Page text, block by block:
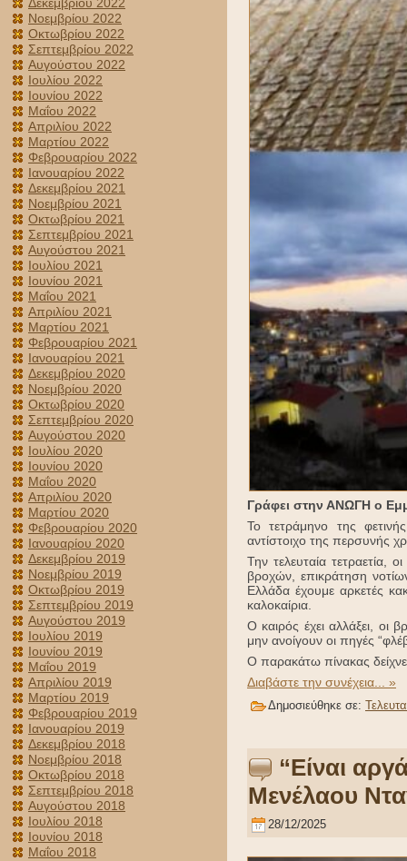
Νοεμβρίου 2022
Οκτωβρίου 2022
Σεπτεμβρίου 2022
Αυγούστου 2022
Ιουλίου 2022
Ιουνίου 2022
Μαΐου 2022
Απριλίου 2022
Μαρτίου 2022
Φεβρουαρίου 2022
Ιανουαρίου 2022
Δεκεμβρίου 2021
Νοεμβρίου 2021
Οκτωβρίου 2021
Σεπτεμβρίου 2021
Αυγούστου 2021
Ιουλίου 2021
Ιουνίου 2021
Μαΐου 2021
Απριλίου 2021
Μαρτίου 2021
Φεβρουαρίου 2021
Ιανουαρίου 2021
Δεκεμβρίου 2020
Νοεμβρίου 2020
Οκτωβρίου 2020
Σεπτεμβρίου 2020
Αυγούστου 2020
Ιουλίου 2020
Ιουνίου 2020
Μαΐου 2020
Απριλίου 2020
Μαρτίου 2020
Φεβρουαρίου 2020
Ιανουαρίου 2020
Δεκεμβρίου 2019
Νοεμβρίου 2019
Οκτωβρίου 2019
Σεπτεμβρίου 2019
Αυγούστου 2019
Ιουλίου 2019
Ιουνίου 2019
Μαΐου 2019
Απριλίου 2019
Μαρτίου 2019
Φεβρουαρίου 2019
Ιανουαρίου 2019
Δεκεμβρίου 2018
Νοεμβρίου 2018
Οκτωβρίου 2018
Σεπτεμβρίου 2018
Αυγούστου 2018
Ιουλίου 2018
Ιουνίου 2018
Μαΐου 2018
Γράφει στην ΑΝΩΓΗ ο
Το τετράμηνο της
αντίστοιχο της περσυνής
Την τελευταία τετραετία,
βροχών, επικράτηση
Ελλάδα έχουμε αρκετές
καλοκαίρια.
Ο καιρός έχει αλλάξει, οι
μην ανοίγουν οι πηγές
Ο παρακάτω πίνακας
Διαβάστε την συνέχεια... »
Δημοσιεύθηκε σε:
“Είναι
Μενέλαου
28/12/2025